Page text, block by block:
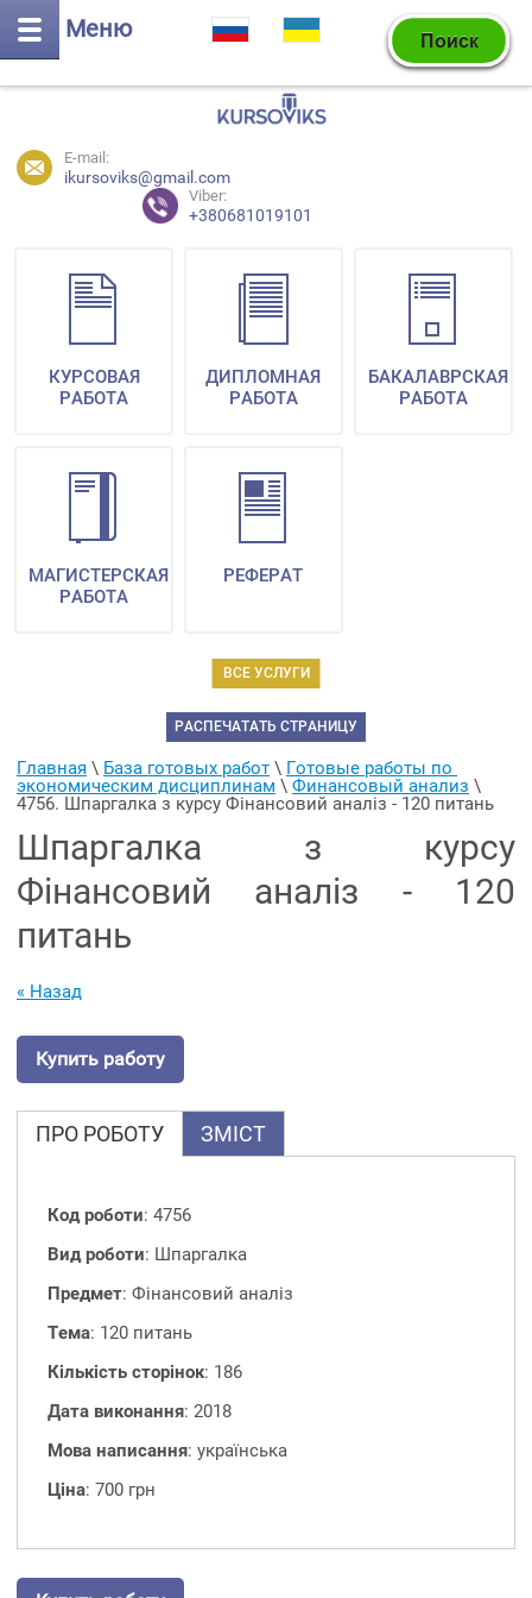
Меню
E-mail:
ikursoviks@gmail.com
Viber:
+380681019101
ВСЕ УСЛУГИ
КУРСОВАЯ
РАБОТА
ДИПЛОМНАЯ
РАБОТА
БАКАЛАВРСКАЯ
РАБОТА
МАГИСТЕРСКАЯ
РАБОТА
РЕФЕРАТ
РАСПЕЧАТАТЬ СТРАНИЦУ
Главная \ База готовых работ \ Готовые работы по
экономическим дисциплинам \ Финансовый анализ
4756. Шпаргалка з курсу Фінансовий аналіз - 120 питань
Шпаргалка з курсу
Фінансовий аналіз - 120
питань
« Назад
Купить работу
ПРО РОБОТУ ЗМІСТ
Код роботи: 4756
Вид роботи: Шпаргалка
Предмет: Фінансовий аналіз
Тема: 120 питань
Кількість сторінок: 186
Дата виконання: 2018
Мова написання: українська
Ціна: 700 грн